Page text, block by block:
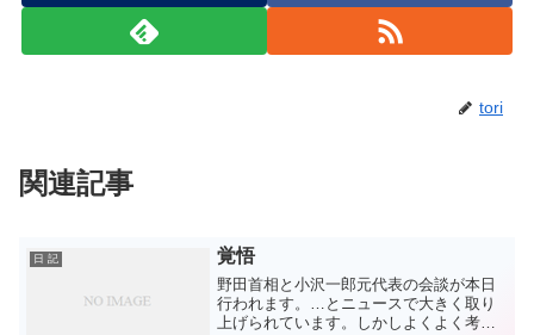
tori
関連記事
日 記 覚悟
野田首相と小沢一郎元代表の会談が本日
行われます。…とニュースで大きく取り
上げられています。しかしよくよく考え